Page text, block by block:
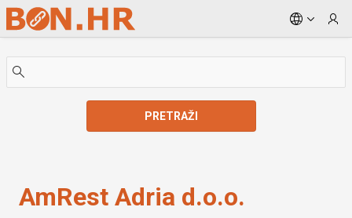
Skip to Main Content
PRETRAŽI
AmRest Adria d.o.o.